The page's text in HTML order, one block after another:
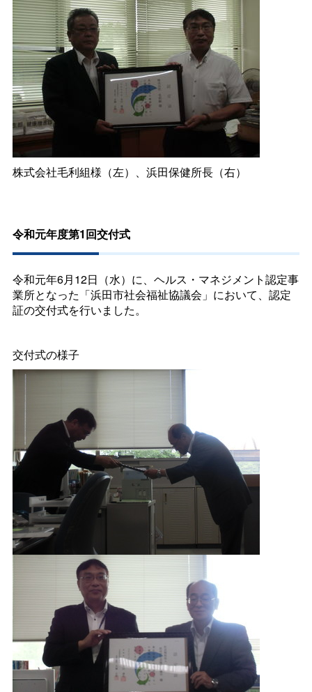
株式会社毛利組様（左）、浜田保健所長（右）
令和元年度第1回交付式
令和元年6月12日（水）に、ヘルス・マネジメント認定事
業所となった「浜田市社会福祉協議会」において、認定
証の交付式を行いました。
交付式の様子